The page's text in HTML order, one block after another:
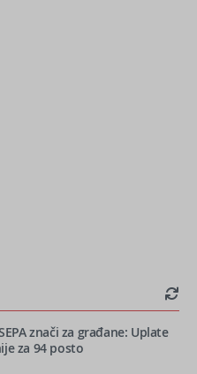
znači za građane: Uplate
za 94 posto